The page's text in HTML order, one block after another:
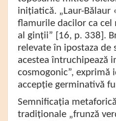
inițiatică. „Laur-Bălaur
flamurile dacilor ca
al ginții” [16, p. 338].
relevate în ipostaza
acestea întruchipează
cosmogonic”, exprimă
accepție germinativă
Semnificația
tradiționale „frunză